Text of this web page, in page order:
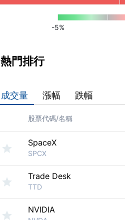
-5%
熱門排行
成交量 漲幅 跌幅
股票代碼/名稱
SpaceX
SPCX
Trade Desk
TTD
NVIDIA